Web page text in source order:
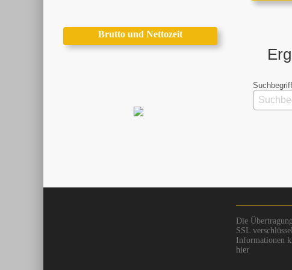
Brutto und Nettozeit
Suchbegriff
Die
SSL
Informationen
hier